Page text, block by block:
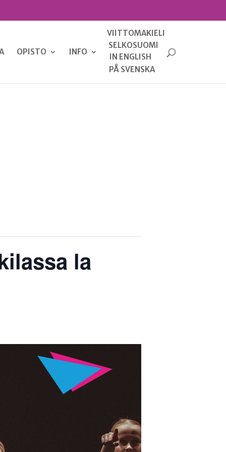
OPISTO INFO
SELKOSUOMI
VIITTOMAKIELI
IN ENGLISH
PÅ SVENSKA
la